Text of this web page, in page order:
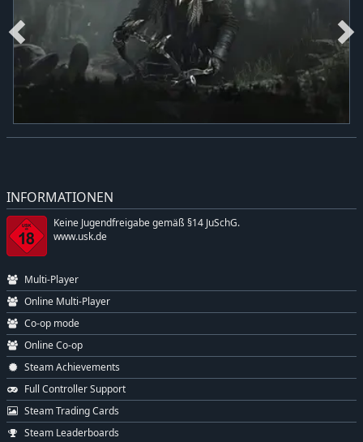
INFORMATIONEN
Keine Jugendfreigabe gemäß §14 JuSchG.
www.usk.de
Multi-Player
Online Multi-Player
Co-op mode
Online Co-op
Steam Achievements
Full Controller Support
Steam Trading Cards
Steam Leaderboards